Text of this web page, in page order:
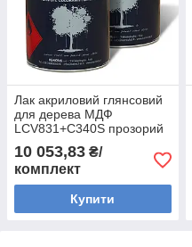
Лак акриловий глянсовий
для дерева МДФ
LCV831+C340S прозорий
KEMICHAL (Італія) (5 л + 5
л)
10 053,83 ₴/
комплект
Купити